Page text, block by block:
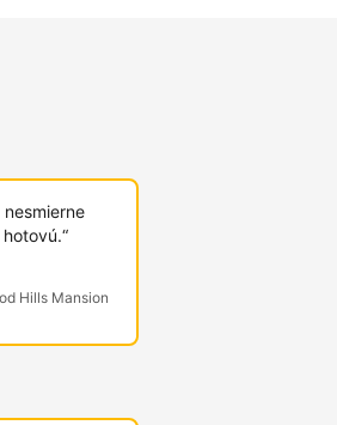
Hills Mansion